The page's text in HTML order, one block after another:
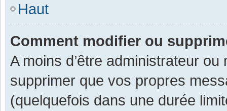
Haut
Comment modifier ou
A moins d’être administrateur
supprimer que vos propres
(quelquefois dans une durée